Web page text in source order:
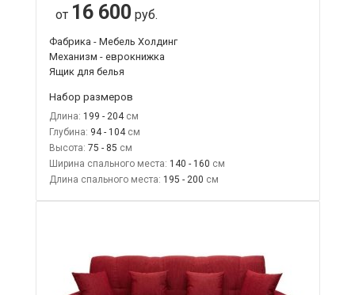
от 16 600 руб.
Фабрика - Мебель Холдинг
Механизм - еврокнижка
Ящик для белья
Набор размеров
Длина: 199 - 204
Глубина: 94 - 104
Высота: 75 - 85
Ширина спального места: 140 - 160
Длина спального места: 195 - 200